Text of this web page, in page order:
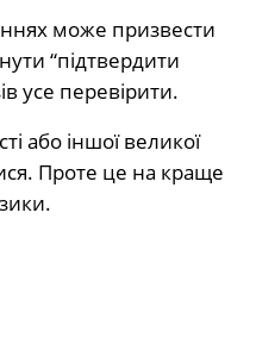
може призвести
“підтвердити
усе перевірити.
або іншої великої
Проте це на краще